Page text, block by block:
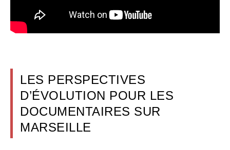
LES PERSPECTIVES
D’ÉVOLUTION POUR LES
DOCUMENTAIRES SUR
MARSEILLE